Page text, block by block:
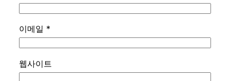
이메일 *
웹사이트